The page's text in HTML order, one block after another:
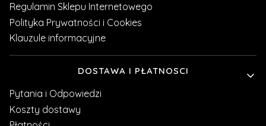
Regulamin Sklepu Internetowego
Polityka Prywatności i Cookies
Klauzule informacyjne
DOSTAWA I PŁATNOSCI
Pytania i Odpowiedzi
Koszty dostawy